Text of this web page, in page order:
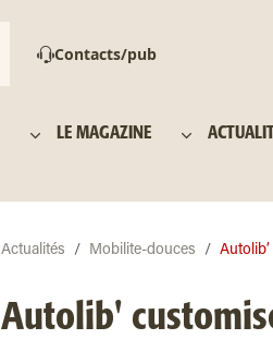
Contacts/pub
LE MAGAZINE
Actualités Mobilite-douces
Autolib'